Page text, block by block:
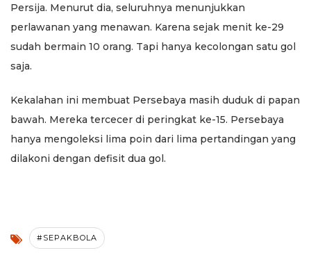
Persija. Menurut dia, seluruhnya menunjukkan
perlawanan yang menawan. Karena sejak menit ke-29
sudah bermain 10 orang. Tapi hanya kecolongan satu gol
saja.
Kekalahan ini membuat Persebaya masih duduk di papan
bawah. Mereka tercecer di peringkat ke-15. Persebaya
hanya mengoleksi lima poin dari lima pertandingan yang
dilakoni dengan defisit dua gol.
#SEPAKBOLA